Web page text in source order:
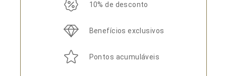
10% de desconto
Benefícios exclusivos
Pontos acumuláveis